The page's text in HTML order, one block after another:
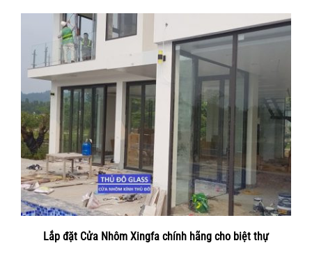
Lắp đặt Cửa Nhôm Xingfa chính hãng cho biệt thự